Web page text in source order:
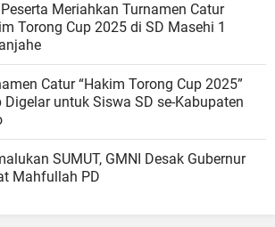
Meriahkan Turnamen Catur
Torong Cup 2025 di SD Masehi 1
Catur “Hakim Torong Cup 2025”
Digelar untuk Siswa SD se-Kabupaten
SUMUT, GMNI Desak Gubernur
Mahfullah PD